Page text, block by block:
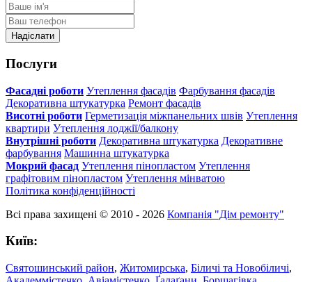
Послуги
Фасадні роботи Утеплення фасадів Фарбування фасадів
Декоративна штукатурка Ремонт фасадів
Висотні роботи Герметизація міжпанельних швів Утеплення
квартири Утеплення лоджії/балкону
Внутрішні роботи Декоративна штукатурка Декоративне
фарбування Машинна штукатурка
Мокрий фасад Утеплення пінопластом Утеплення
графітовим пінопластом Утеплення мінватою
Політика конфіденційності
Всі права захищені © 2010 - 2026 Компанія "Дім ремонту"
Київ:
Святошинський район, Житомирська, Біличі та Новобіличі,